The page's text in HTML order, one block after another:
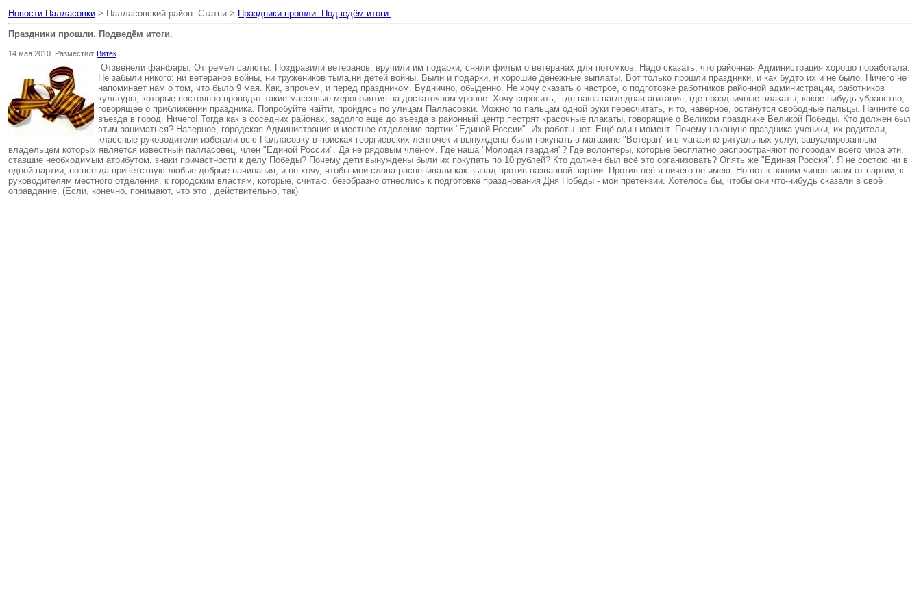
Новости Палласовки > Палласовский район. Статьи > Праздники прошли. Подведём итоги.
Праздники прошли. Подведём итоги.
14 мая 2010. Разместил: Витек
Отзвенели фанфары. Отгремел салюты. Поздравили ветеранов, вручили им подарки, сняли фильм о ветеранах для потомков. Надо сказать, что районная Администрация хорошо поработала.
Не забыли никого: ни ветеранов войны, ни тружеников тыла,ни детей войны. Были и подарки, и хорошие денежные выплаты. Вот только прошли праздники, и как будто их и не было. Ничего не
напоминает нам о том, что было 9 мая. Как, впрочем, и перед праздником. Буднично, обыденно. Не хочу сказать о настрое, о подготовке работников районной администрации, работников
культуры, которые постоянно проводят такие массовые мероприятия на достаточном уровне. Хочу спросить, где наша наглядная агитация, где праздничные плакаты, какое-нибудь убранство,
говорящее о приближении праздника. Попробуйте найти, пройдясь по улицам Палласовки. Можно по пальцам одной руки пересчитать, и то, наверное, останутся свободные пальцы. Начните со
въезда в город. Ничего! Тогда как в соседних районах, задолго ещё до въезда в районный центр пестрят красочные плакаты, говорящие о Великом празднике Великой Победы. Кто должен был
этим заниматься? Наверное, городская Администрация и местное отделение партии "Единой России". Их работы нет. Ещё один момент. Почему накануне праздника ученики, их родители,
классные руководители избегали всю Палласовку в поисках георгиевских ленточек и вынуждены были покупать в магазине "Ветеран" и в магазине ритуальных услуг, завуалированным
владельцем которых является известный палласовец, член "Единой России". Да не рядовым членом. Где наша "Молодая гвардия"? Где волонтеры, которые бесплатно распространяют по городам всего мира эти,
ставшие необходимым атрибутом, знаки причастности к делу Победы? Почему дети вынуждены были их покупать по 10 рублей? Кто должен был всё это организовать? Опять же "Единая Россия". Я не состою ни в
одной партии, но всегда приветствую любые добрые начинания, и не хочу, чтобы мои слова расценивали как выпад против названной партии. Против неё я ничего не имею. Но вот к нашим чиновникам от партии, к
руководителям местного отделения, к городским властям, которые, считаю, безобразно отнеслись к подготовке празднования Дня Победы - мои претензии. Хотелось бы, чтобы они что-нибудь сказали в своё
оправдание. (Если, конечно, понимают, что это , действительно, так)